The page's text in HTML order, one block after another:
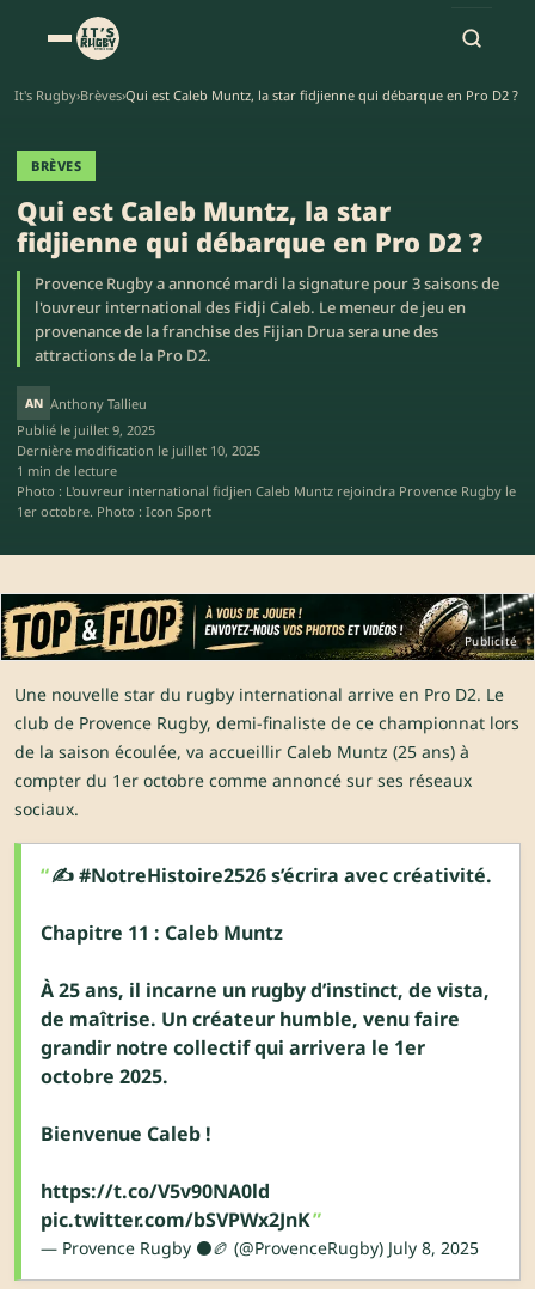
It's Rugby›Brèves›Qui est Caleb Muntz, la star fidjienne qui débarque en Pro D2 ?
BRÈVES
Qui est Caleb Muntz, la star
fidjienne qui débarque en Pro D2 ?
Provence Rugby a annoncé mardi la signature pour 3 saisons de
l'ouvreur international des Fidji Caleb. Le meneur de jeu en
provenance de la franchise des Fijian Drua sera une des
attractions de la Pro D2.
AN Anthony Tallieu
Publié le juillet 9, 2025
Dernière modification le juillet 10, 2025
1 min de lecture
Photo : L'ouvreur international fidjien Caleb Muntz rejoindra Provence Rugby le
1er octobre. Photo : Icon Sport
Publicité
Une nouvelle star du rugby international arrive en Pro D2. Le
club de Provence Rugby, demi-finaliste de ce championnat lors
de la saison écoulée, va accueillir Caleb Muntz (25 ans) à
compter du 1er octobre comme annoncé sur ses réseaux
sociaux.
✍️#NotreHistoire2526s’écrira avec créativité.
Chapitre 11 : Caleb Muntz
À 25 ans, il incarne un rugby d’instinct, de vista,
de maîtrise. Un créateur humble, venu faire
grandir notre collectif qui arrivera le 1er
octobre 2025.
Bienvenue Caleb !
https://t.co/V5v90NA0ld
pic.twitter.com/bSVPWx2JnK
— Provence Rugby ⚫️🏉 (@ProvenceRugby) July 8, 2025